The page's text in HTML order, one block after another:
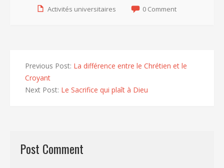
Activités universitaires 0 Comment
Previous Post: La différence entre le Chrétien et le
Croyant
Next Post: Le Sacrifice qui plaît à Dieu
Post Comment